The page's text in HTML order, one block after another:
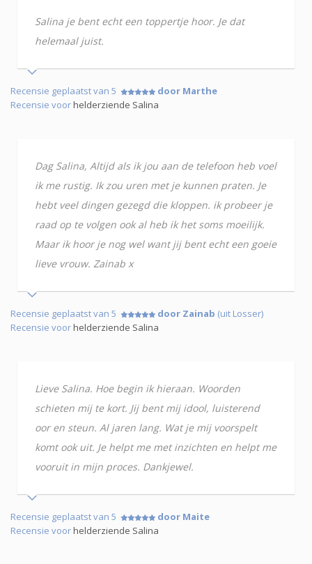
Salina je bent echt een toppertje hoor. Je dat
helemaal juist.
Recensie geplaatst van 5
door Marthe
Recensie voorhelderziende Salina
Dag Salina, Altijd als ik jou aan de telefoon heb voel
ik me rustig. Ik zou uren met je kunnen praten. Je
hebt veel dingen gezegd die kloppen. ik probeer je
raad op te volgen ook al heb ik het soms moeilijk.
Maar ik hoor je nog wel want jij bent echt een goeie
lieve vrouw. Zainab x
Recensie geplaatst van 5 door Zainab (uit Losser)
Recensie voorhelderziende Salina
Lieve Salina. Hoe begin ik hieraan. Woorden
schieten mij te kort. Jij bent mij idool, luisterend
oor en steun. Al jaren lang. Wat je mij voorspelt
komt ook uit. Je helpt me met inzichten en helpt me
vooruit in mijn proces. Dankjewel.
Recensie geplaatst van 5
door Maite
Recensie voorhelderziende Salina